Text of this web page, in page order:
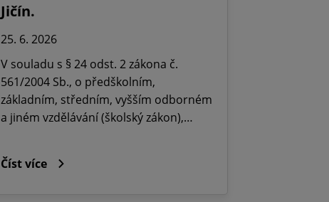
Jičín.
25. 6. 2026
V souladu s § 24 odst. 2 zákona č.
561/2004 Sb., o předškolním,
základním, středním, vyšším odborném
a jiném vzdělávání (školský zákon),…
Číst více